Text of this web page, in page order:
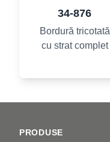
34-876
Bordură tricotată
cu strat complet
PRODUSE